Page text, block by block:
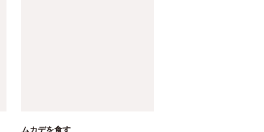
ムカデを食す